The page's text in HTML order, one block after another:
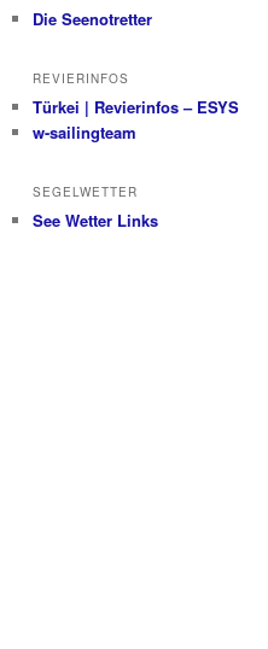
Die Seenotretter
REVIERINFOS
Türkei | Revierinfos – ESYS
w-sailingteam
SEGELWETTER
See Wetter Links